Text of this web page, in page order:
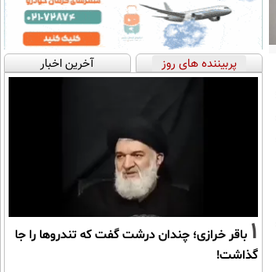
پربیننده های روز آخرین اخبار
1 باقر خرازی؛ چندان درشت گفت که تندروها را جا
گذاشت!